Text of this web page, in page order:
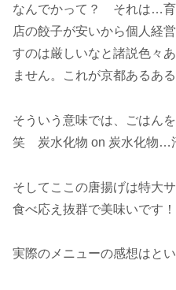
なんでかって？ それは…育
店の餃子が安いから個人経
すのは厳しいなと諸説色々
ません。これが京都あるあ
そういう意味では、ごはん
笑 炭水化物 on 炭水化物…
そしてここの唐揚げは特大
食べ応え抜群で美味いです！
実際のメニューの感想はと